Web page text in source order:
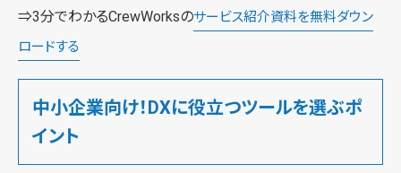
⇒3分でわかるCrewWorksのサービス紹介資料を無料ダウン
ロードする
中小企業向け！DXに役立つツールを選ぶポ
イント